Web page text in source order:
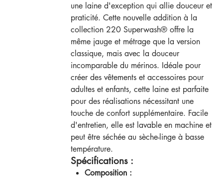
une laine d'exception qui allie douceur et
praticité. Cette nouvelle addition à la
collection 220 Superwash® offre la
même jauge et métrage que la version
classique, mais avec la douceur
incomparable du mérinos. Idéale pour
créer des vêtements et accessoires pour
adultes et enfants, cette laine est parfaite
pour des réalisations nécessitant une
touche de confort supplémentaire. Facile
d'entretien, elle est lavable en machine et
peut être séchée au sèche-linge à basse
température.
Spécifications :
Composition :